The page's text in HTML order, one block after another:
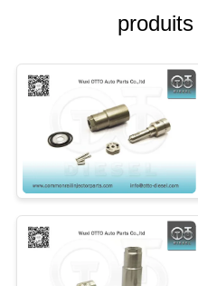
PLAN
DU
SITE
PRIVACY
POLICY